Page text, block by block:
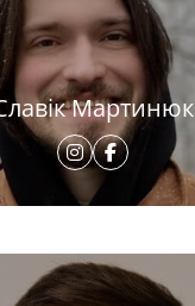
Мартинюк